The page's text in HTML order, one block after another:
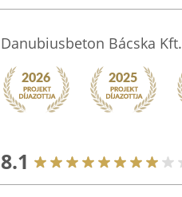
Danubiusbeton Bácska Kft.
8.1